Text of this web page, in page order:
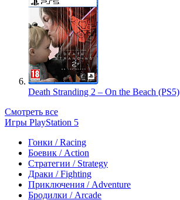
Death Stranding 2 – On the Beach (PS5)
Смотреть все
Игры PlayStation 5
Гонки / Racing
Боевик / Action
Стратегии / Strategy
Драки / Fighting
Приключения / Adventure
Бродилки / Arcade